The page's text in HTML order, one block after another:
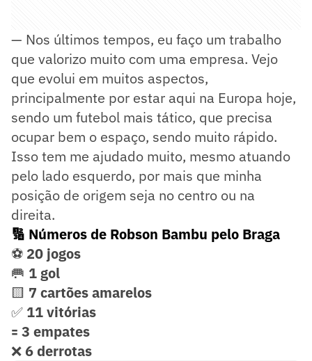
— Nos últimos tempos, eu faço um trabalho
que valorizo muito com uma empresa. Vejo
que evolui em muitos aspectos,
principalmente por estar aqui na Europa hoje,
sendo um futebol mais tático, que precisa
ocupar bem o espaço, sendo muito rápido.
Isso tem me ajudado muito, mesmo atuando
pelo lado esquerdo, por mais que minha
posição de origem seja no centro ou na
direita.
🔢 Números de Robson Bambu pelo Braga
⚽ 20 jogos
🥅 1 gol
🟨 7 cartões amarelos
✅ 11 vitórias
🟰 3 empates
❌6 derrotas